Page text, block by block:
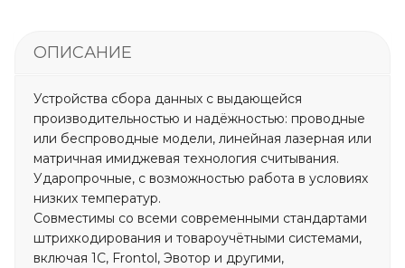
ОПИСАНИЕ
Устройства сбора данных с выдающейся
производительностью и надёжностью: проводные
или беспроводные модели, линейная лазерная или
матричная имиджевая технология считывания.
Ударопрочные, с возможностью работа в условиях
низких температур.
Cовместимы со всеми современными стандартами
штрихкодирования и товароучётными системами,
включая 1С, Frontol, Эвотор и другими,